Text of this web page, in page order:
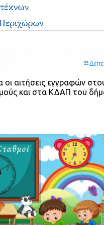
οι αιτήσεις εγγραφών
και στα ΚΔΑΠ του